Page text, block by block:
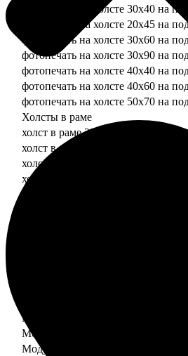
фотопечать на холсте 30х40 на
фотопечать на холсте 20х45 на
фотопечать на холсте 30х60 на
фотопечать на холсте 30х90 на
фотопечать на холсте 40х40 на
фотопечать на холсте 40х60 на
фотопечать на холсте 50х70 на
Холсты в раме
холст в раме 20х20
холст в раме 20х30
холст в раме 30х30
холст в раме 30х40
Модульный холст из трех частей
Модульный холст из двух частей
Модульный холст из трех частей